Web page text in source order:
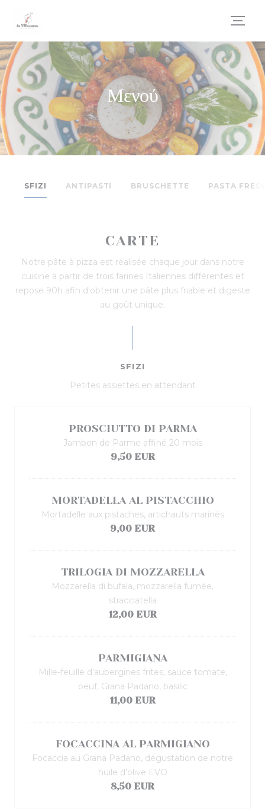
Μενού
SFIZI ANTIPASTI BRUSCHETTE PASTA
CARTE
Notre pâte à pizza est réalisée chaque jour dans notre
cuisine à partir de trois farines Italiennes différentes et
repose 90h afin d'obtenir une pâte plus friable et digeste
au goût unique.
SFIZI
Petites assiettes en attendant
PROSCIUTTO DI PARMA
Jambon de Parme affiné 20 mois
9,50 EUR
MORTADELLA AL PISTACCHIO
Mortadelle aux pistaches, artichauts marinés
9,00 EUR
TRILOGIA DI MOZZARELLA
Mozzarella di bufala, mozzarella fumée,
stracciatella
12,00 EUR
PARMIGIANA
Mille-feuille d’aubergines frites, sauce tomate,
oeuf, Grana Padano, basilic
11,00 EUR
FOCACCINA AL PARMIGIANO
Focaccia au Grana Padano, dégustation de notre
huile d’olive EVO
8,50 EUR